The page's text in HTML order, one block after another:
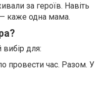
за героїв. Навіть
— каже одна мама.
для:
провести час. Разом. У